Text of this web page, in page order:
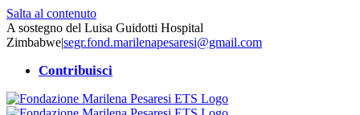
Salta al contenuto
A sostegno del Luisa Guidotti Hospital
Zimbabwe|segr.fond.marilenapesaresi@gmail.com
Contribuisci